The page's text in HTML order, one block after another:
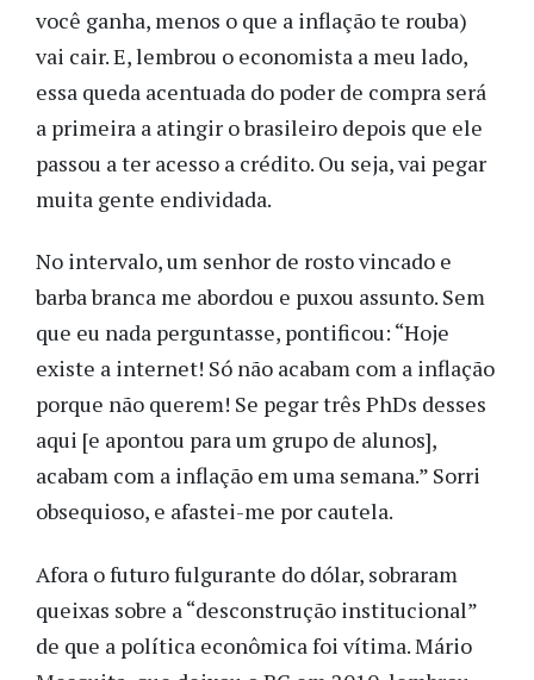
você ganha, menos o que a inflação te rouba)
vai cair. E, lembrou o economista a meu lado,
essa queda acentuada do poder de compra será
a primeira a atingir o brasileiro depois que ele
passou a ter acesso a crédito. Ou seja, vai pegar
muita gente endividada.
No intervalo, um senhor de rosto vincado e
barba branca me abordou e puxou assunto. Sem
que eu nada perguntasse, pontificou: “Hoje
existe a internet! Só não acabam com a inflação
porque não querem! Se pegar três PhDs desses
aqui [e apontou para um grupo de alunos],
acabam com a inflação em uma semana.” Sorri
obsequioso, e afastei-me por cautela.
Afora o futuro fulgurante do dólar, sobraram
queixas sobre a “desconstrução institucional”
de que a política econômica foi vítima. Mário